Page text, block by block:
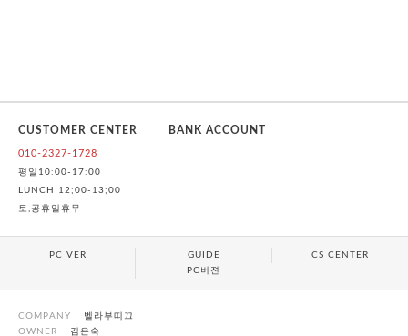
CUSTOMER CENTER
010-2327-1728
평일10:00-17:00
LUNCH 12;00-13;00
토,공휴일휴무
BANK ACCOUNT
PC VER GUIDE
CS CENTER
PC버젼
COMPANY
벨라부띠끄
OWNER
김은숙